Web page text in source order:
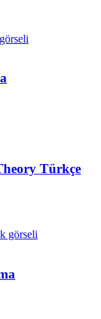
Türkçe